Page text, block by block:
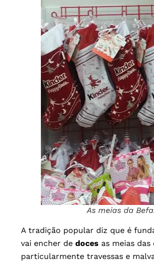
As meias da
A tradição popular diz que é
vai encher de doces as meias
particularmente travessas e